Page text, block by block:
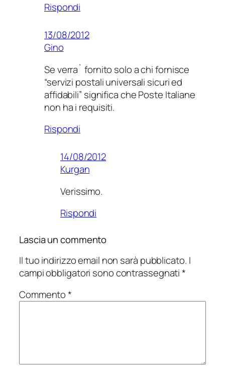
Rispondi
13/08/2012
Gino
Se verra` fornito solo a chi fornisce
“servizi postali universali sicuri ed
affidabili” significa che Poste Italiane
non ha i requisiti.
Rispondi
14/08/2012
Kurgan
Verissimo.
Rispondi
Lascia un commento
Il tuo indirizzo email non sarà pubblicato. I
campi obbligatori sono contrassegnati*
Commento*